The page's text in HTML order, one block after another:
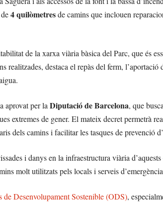
4 quilòmetresde camins que inclouen
de la xarxa viària bàsica del Parc, que és
realitzades, destaca el repàs del ferm,
aprovat per laDiputació de Barcelona, que
extremes de gener. El mateix decret permetrà
dels camins i facilitar les tasques de prevenció
i danys en la infraestructura viària
molt utilitzats pels locals i serveis
de Desenvolupament Sostenible (ODS),